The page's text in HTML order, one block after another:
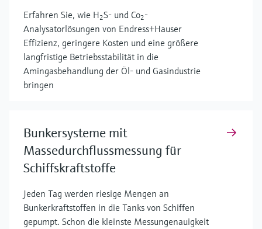
Erfahren Sie, wie H2S- und Co2-
Analysatorlösungen von Endress+Hauser
Effizienz, geringere Kosten und eine größere
langfristige Betriebsstabilität in die
Amingasbehandlung der Öl- und Gasindustrie
bringen
Bunkersysteme mit
Massedurchflussmessung für
Schiffskraftstoffe
Jeden Tag werden riesige Mengen an
Bunkerkraftstoffen in die Tanks von Schiffen
gepumpt. Schon die kleinste Messungenauigkeit